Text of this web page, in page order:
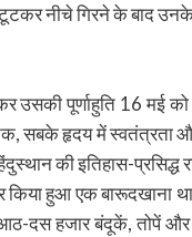
नीचे गिरने के बाद
पूर्णाहुति 16 मई
सबके हृदय में स्वतंत्रता और
की इतिहास-प्रसिद्ध
हुआ एक बारूदखाना
हजार बंदूकें, तोपें और